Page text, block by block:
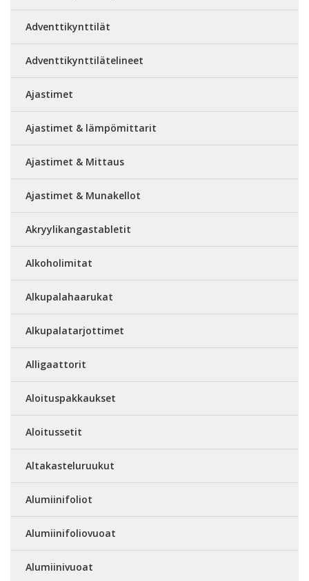
Adventtikynttilät
Adventtikynttilätelineet
Ajastimet
Ajastimet & lämpömittarit
Ajastimet & Mittaus
Ajastimet & Munakellot
Akryylikangastabletit
Alkoholimitat
Alkupalahaarukat
Alkupalatarjottimet
Alligaattorit
Aloituspakkaukset
Aloitussetit
Altakasteluruukut
Alumiinifoliot
Alumiinifoliovuoat
Alumiinivuoat